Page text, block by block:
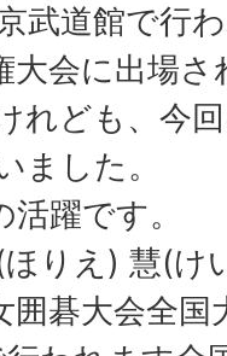
武道館で行
大会に出場
れども、今
ました。
躍です。
りえ) 慧(け
囲碁大会全